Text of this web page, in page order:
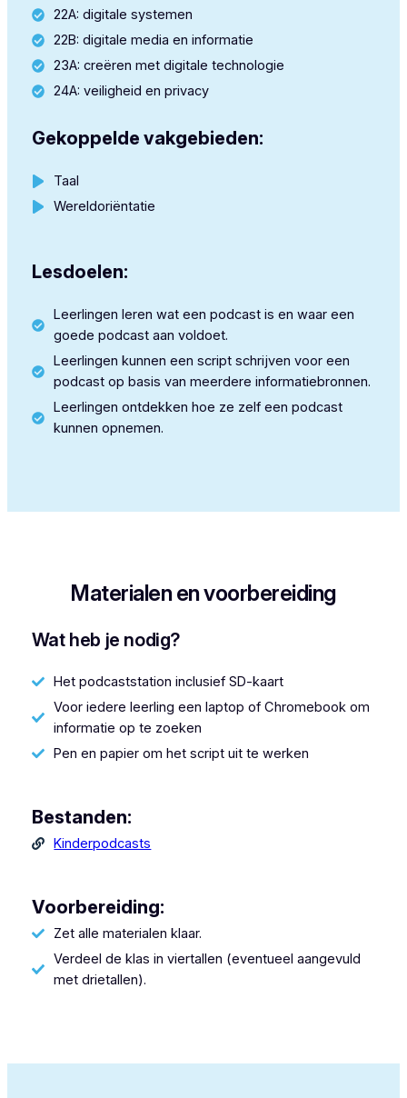
22A: digitale systemen
22B: digitale media en informatie
23A: creëren met digitale technologie
24A: veiligheid en privacy
Gekoppelde vakgebieden:
Taal
Wereldoriëntatie
Lesdoelen:
Leerlingen leren wat een podcast is en waar een
goede podcast aan voldoet.
Leerlingen kunnen een script schrijven voor een
podcast op basis van meerdere informatiebronnen.
Leerlingen ontdekken hoe ze zelf een podcast
kunnen opnemen.
Materialen en voorbereiding
Wat heb je nodig?
Het podcaststation inclusief SD-kaart
Voor iedere leerling een laptop of Chromebook om
informatie op te zoeken
Pen en papier om het script uit te werken
Bestanden:
Kinderpodcasts
Voorbereiding:
Zet alle materialen klaar.
Verdeel de klas in viertallen (eventueel aangevuld
met drietallen).